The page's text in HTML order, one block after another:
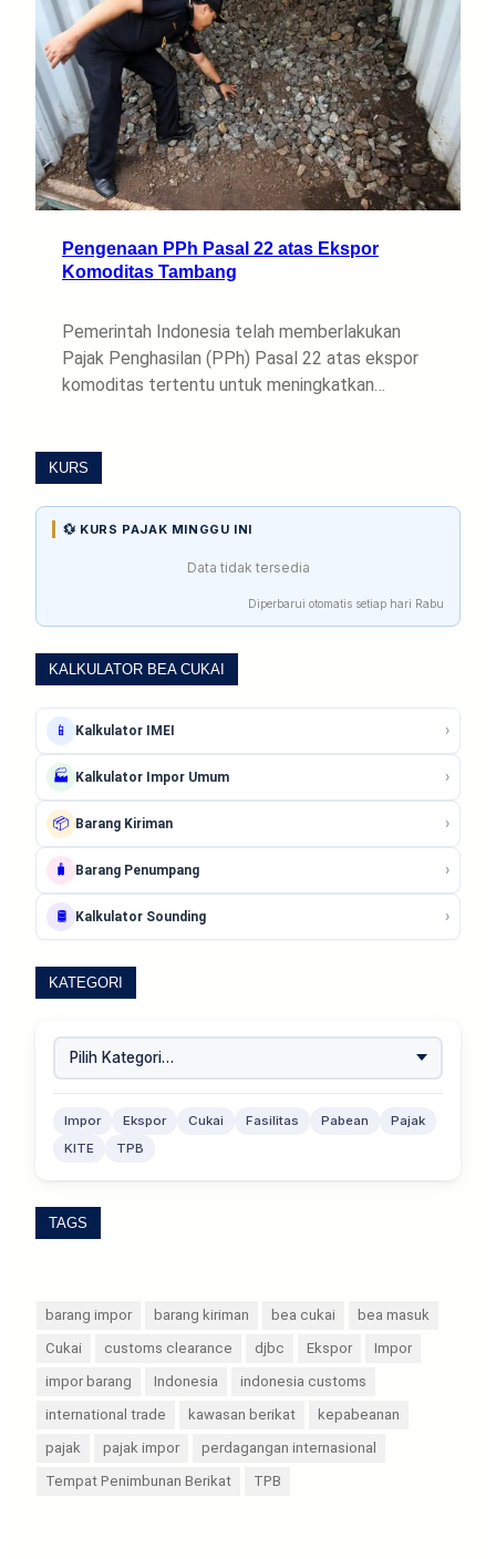
Pengenaan PPh Pasal 22 atas Ekspor
Komoditas Tambang
Pemerintah Indonesia telah memberlakukan
Pajak Penghasilan (PPh) Pasal 22 atas ekspor
komoditas tertentu untuk meningkatkan…
KURS
💱 KURS PAJAK MINGGU INI
Data tidak tersedia
Diperbarui otomatis setiap hari Rabu
KALKULATOR BEA CUKAI
📱 Kalkulator IMEI ›
🏭 Kalkulator Impor Umum ›
📦 Barang Kiriman ›
🧳 Barang Penumpang ›
🛢️ Kalkulator Sounding ›
KATEGORI
Impor Ekspor Cukai Fasilitas Pabean
Pajak
KITE
TPB
TAGS
barang impor barang kiriman bea cukai
bea masuk
Cukai
customs clearance djbc Ekspor
Impor
impor barang
Indonesia
indonesia customs
international trade
kawasan berikat
kepabeanan
pajak
pajak impor
perdagangan internasional
Tempat Penimbunan Berikat
TPB